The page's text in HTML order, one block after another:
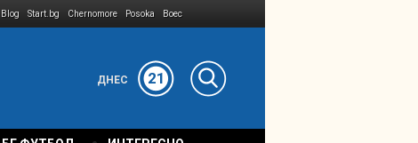
Blog Start.bg Chernomore Posoka Boec
ДНЕС 21